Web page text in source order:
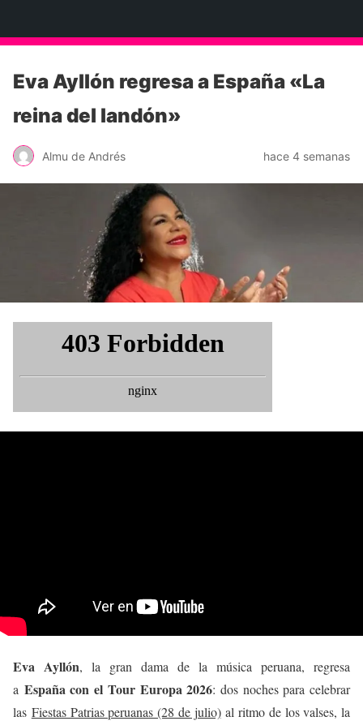
Eva Ayllón regresa a España «La
reina del landón»
Almu de Andrés hace 4 semanas
Eva Ayllón, la gran dama de la música peruana, regresa
a España con el Tour Europa 2026: dos noches para celebrar
las Fiestas Patrias peruanas (28 de julio)al ritmo de los valses, la